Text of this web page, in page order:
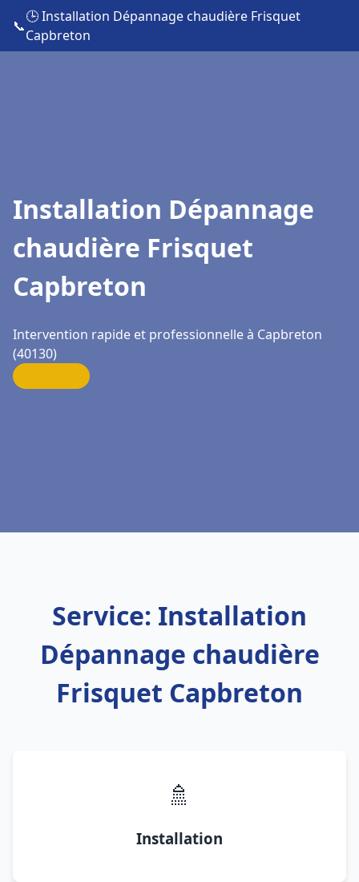
📞
🕒 Installation Dépannage chaudière Frisquet
Capbreton
Installation Dépannage
chaudière Frisquet
Capbreton
Intervention rapide et professionnelle à Capbreton
(40130)
Service: Installation
Dépannage chaudière
Frisquet Capbreton
🚿
Installation